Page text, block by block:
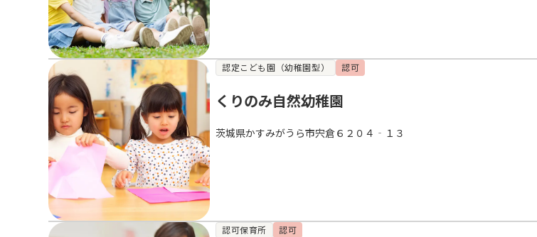
認定こども園（幼稚園型） 認可
くりのみ自然幼稚園
茨城県かすみがうら市宍倉６２０４‐１３
認可保育所 認可